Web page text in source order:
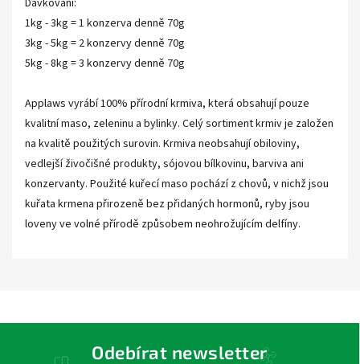
Dávkování:
1kg - 3kg = 1 konzerva denně 70g
3kg - 5kg = 2 konzervy denně 70g
5kg - 8kg = 3 konzervy denně 70g
Applaws vyrábí 100% přírodní krmiva, která obsahují pouze
kvalitní maso, zeleninu a bylinky. Celý sortiment krmiv je založen
na kvalitě použitých surovin. Krmiva neobsahují obiloviny,
vedlejší živočišné produkty, sójovou bílkovinu, barviva ani
konzervanty. Použité kuřecí maso pochází z chovů, v nichž jsou
kuřata krmena přirozeně bez přidaných hormonů, ryby jsou
loveny ve volné přírodě způsobem neohrožujícím delfíny.
Odebírat newsletter